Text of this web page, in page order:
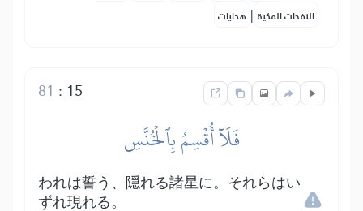
النفحات المكية | هدايات
15
:
81
فَلَآ أُقۡسِمُ بِٱلۡخُنَّسِ
われは誓う、隠れる諸星に。それらはい
ずれ現れる。